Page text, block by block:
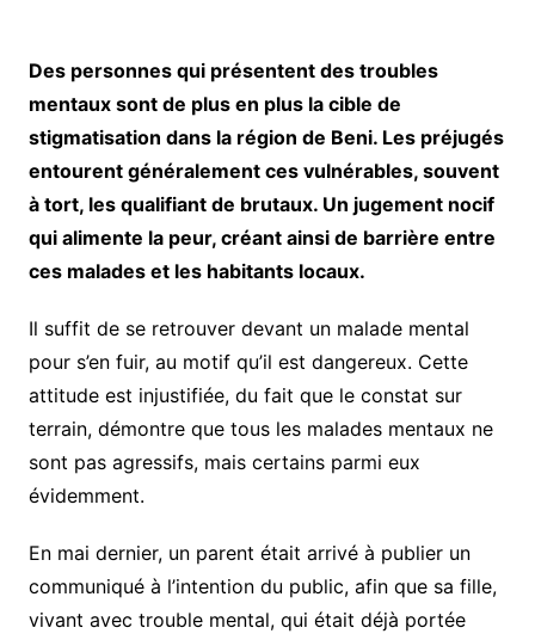
Des personnes qui présentent des troubles
mentaux sont de plus en plus la cible de
stigmatisation dans la région de Beni. Les préjugés
entourent généralement ces vulnérables, souvent
à tort, les qualifiant de brutaux. Un jugement nocif
qui alimente la peur, créant ainsi de barrière entre
ces malades et les habitants locaux.
Il suffit de se retrouver devant un malade mental
pour s’en fuir, au motif qu’il est dangereux. Cette
attitude est injustifiée, du fait que le constat sur
terrain, démontre que tous les malades mentaux ne
sont pas agressifs, mais certains parmi eux
évidemment.
En mai dernier, un parent était arrivé à publier un
communiqué à l’intention du public, afin que sa fille,
vivant avec trouble mental, qui était déjà portée